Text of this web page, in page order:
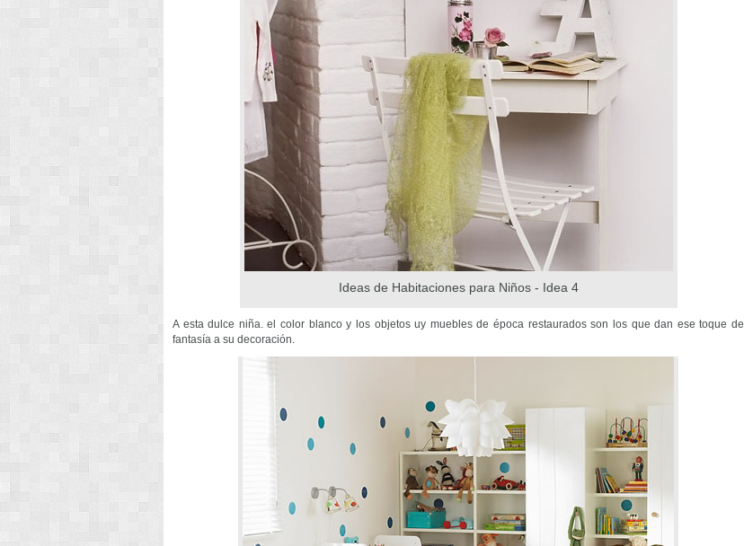
Ideas de Habitaciones para Niños - Idea 4
A esta dulce niña. el color blanco y los objetos uy muebles de época restaurados son los que dan ese toque de
fantasía a su decoración.